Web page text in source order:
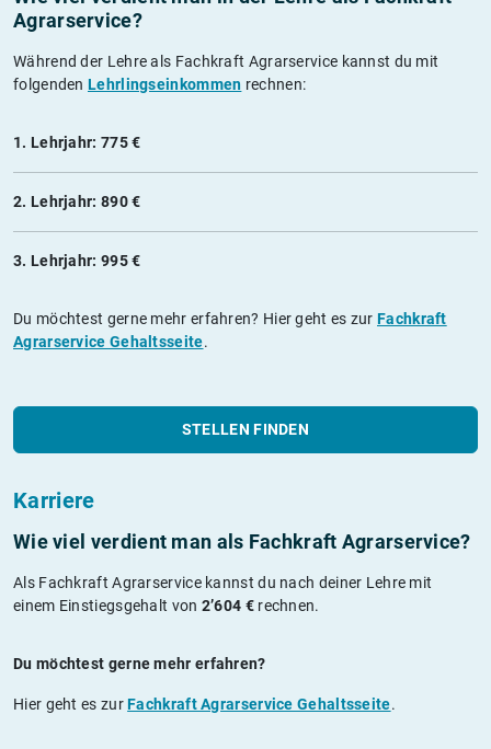
Agrarservice?
Während der Lehre als Fachkraft Agrarservice kannst du mit
folgenden Lehrlingseinkommen rechnen:
1. Lehrjahr: 775 €
2. Lehrjahr: 890 €
3. Lehrjahr: 995 €
Du möchtest gerne mehr erfahren? Hier geht es zur Fachkraft
Agrarservice Gehaltsseite.
STELLEN FINDEN
Karriere
Wie viel verdient man als Fachkraft Agrarservice?
Als Fachkraft Agrarservice kannst du nach deiner Lehre mit
einem Einstiegsgehalt von 2’604 €rechnen.
Du möchtest gerne mehr erfahren?
Hier geht es zurFachkraft Agrarservice Gehaltsseite.